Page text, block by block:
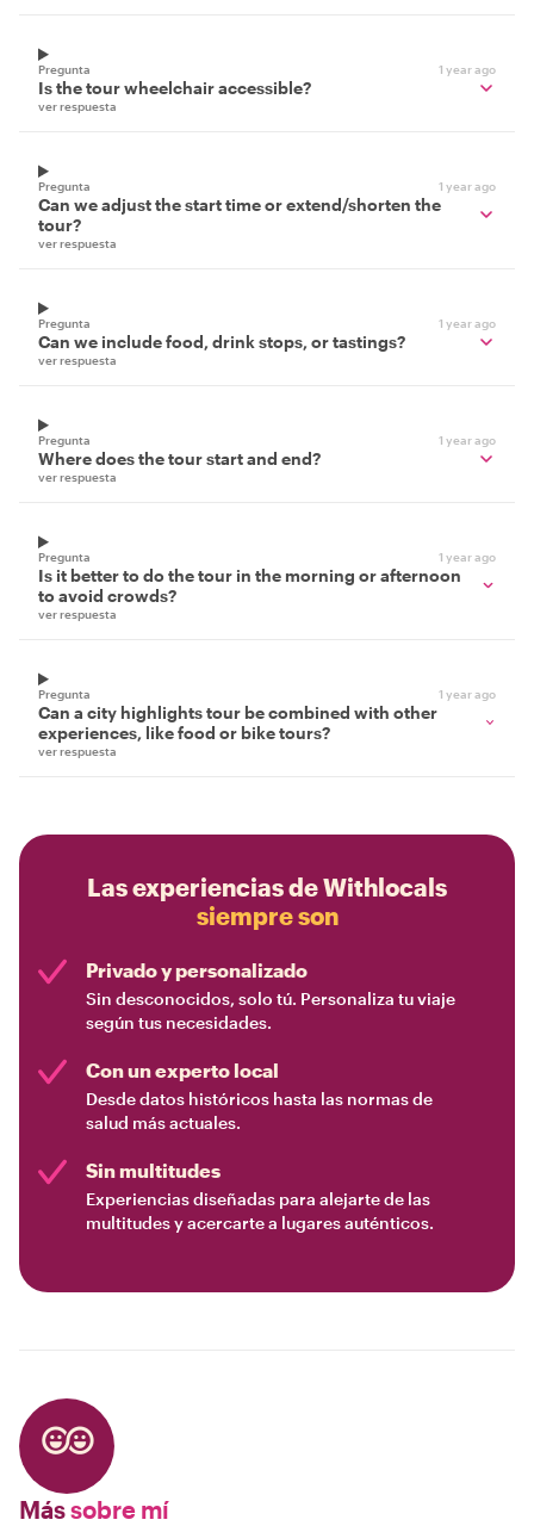
Pregunta 1 year ago
Is the tour wheelchair accessible?
ver respuesta
Pregunta 1 year ago
Can we adjust the start time or extend/shorten the
tour?
ver respuesta
Pregunta 1 year ago
Can we include food, drink stops, or tastings?
ver respuesta
Pregunta 1 year ago
Where does the tour start and end?
ver respuesta
Pregunta 1 year ago
Is it better to do the tour in the morning or afternoon
to avoid crowds?
ver respuesta
Pregunta 1 year ago
Can a city highlights tour be combined with other
experiences, like food or bike tours?
ver respuesta
Las experiencias de Withlocals
siempre son
Privado y personalizado
Sin desconocidos, solo tú. Personaliza tu viaje
según tus necesidades.
Con un experto local
Desde datos históricos hasta las normas de
salud más actuales.
Sin multitudes
Experiencias diseñadas para alejarte de las
multitudes y acercarte a lugares auténticos.
Mássobre mí